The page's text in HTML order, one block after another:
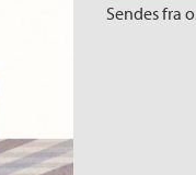
Sendes fra